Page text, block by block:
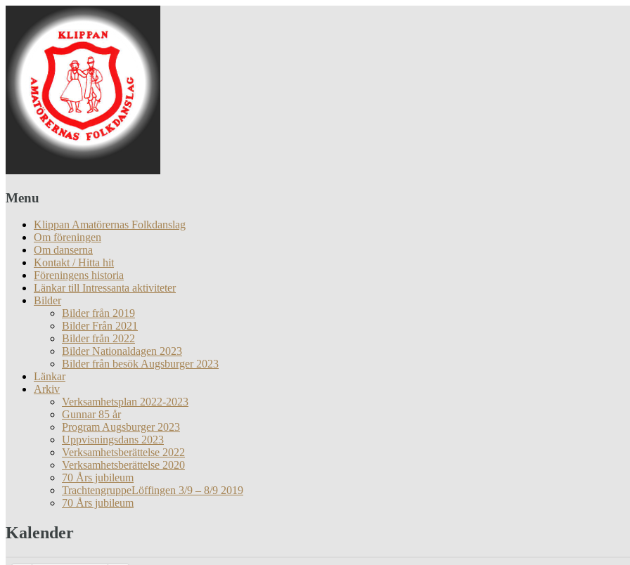
Menu
Klippan Amatörernas Folkdanslag
Om föreningen
Om danserna
Kontakt / Hitta hit
Föreningens historia
Länkar till Intressanta aktiviteter
Bilder
Bilder från 2019
Bilder Från 2021
Bilder från 2022
Bilder Nationaldagen 2023
Bilder från besök Augsburger 2023
Länkar
Arkiv
Verksamhetsplan 2022-2023
Gunnar 85 år
Program Augsburger 2023
Uppvisningsdans 2023
Verksamhetsberättelse 2022
Verksamhetsberättelse 2020
70 Års jubileum
TrachtengruppeLöffingen 3/9 – 8/9 2019
70 Års jubileum
Kalender